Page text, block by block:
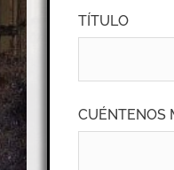
TÍTULO
CUÉNTENOS